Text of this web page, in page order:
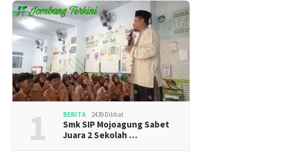
1 BERITA 2439 Dilihat
Smk SIP Mojoagung Sabet
Juara 2 Sekolah …